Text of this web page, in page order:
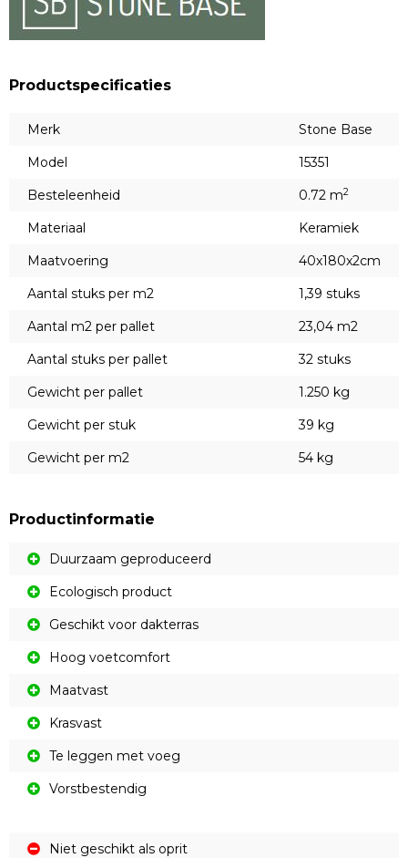
Productspecificaties
Merk
Stone Base
Model
15351
Besteleenheid
0.72 m2
Materiaal
Keramiek
Maatvoering
40x180x2cm
Aantal stuks per m2
1,39 stuks
Aantal m2 per pallet
23,04 m2
Aantal stuks per pallet
32 stuks
Gewicht per pallet
1.250 kg
Gewicht per stuk
39 kg
Gewicht per m2
54 kg
Productinformatie
Duurzaam geproduceerd
Ecologisch product
Geschikt voor dakterras
Hoog voetcomfort
Maatvast
Krasvast
Te leggen met voeg
Vorstbestendig
Niet geschikt als oprit